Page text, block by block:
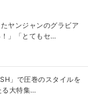
ヤンジャンのグラビア
」「とてもセ…
」で圧巻のスタイルを
る大特集…